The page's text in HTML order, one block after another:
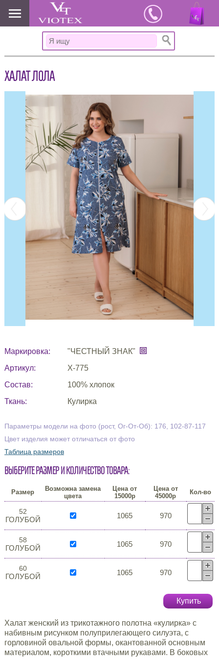
www.viotex37.ru
ХАЛАТ ЛОЛА
Маркировка:
"ЧЕСТНЫЙ ЗНАК"
Артикул:
Х-775
Состав:
100% хлопок
Ткань:
Кулирка
Параметры модели на фото (рост, Ог-От-Об): 176, 102-87-117
Цвет изделия может отличаться от фото
Таблица размеров
Выберите размер и количество товара:
Размер
Возможна замена
цвета
Цена от
15000р
Цена от
45000р
Кол-во
52
ГОЛУБОЙ 1065 970
58
ГОЛУБОЙ 1065 970
60
ГОЛУБОЙ 1065 970
Купить
Халат женский из трикотажного полотна «кулирка» с
набивным рисунком полуприлегающего силуэта, с
горловиной овальной формы, окантованной основным
материалом, короткими втачными рукавами. В боковых